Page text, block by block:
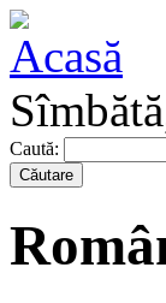
Caută: